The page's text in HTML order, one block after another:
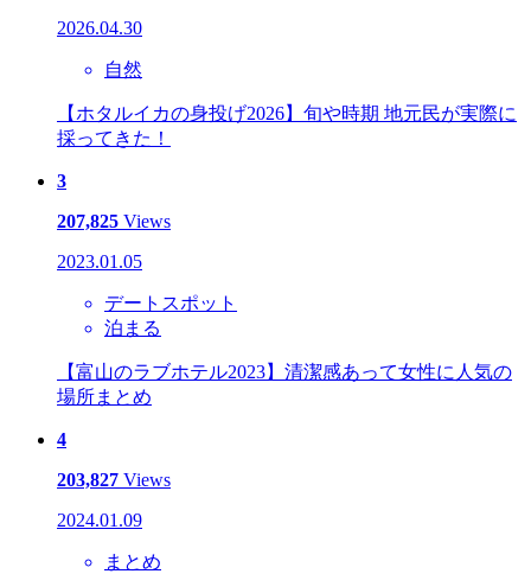
2026.04.30
自然
【ホタルイカの身投げ2026】旬や時期 地元民が実際に
採ってきた！
3
207,825 Views
2023.01.05
デートスポット
泊まる
【富山のラブホテル2023】清潔感あって女性に人気の
場所まとめ
4
203,827 Views
2024.01.09
まとめ